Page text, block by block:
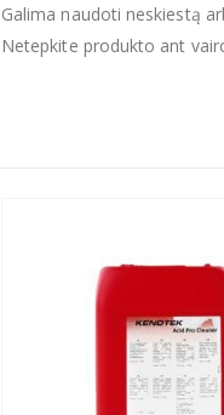
Galima naudoti neskiestą
Netepkite produkto ant